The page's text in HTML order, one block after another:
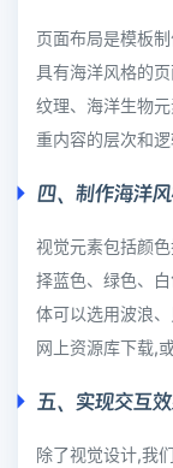
页面布局是模板
具有海洋风格的
纹理、海洋生物
重内容的层次和逻
四、制作海洋
视觉元素包括颜
择蓝色、绿色、
体可以选用波浪
网上资源库下载,
五、实现交互
除了视觉设计,我